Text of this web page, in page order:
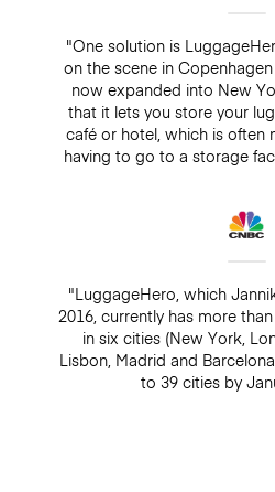
"One solution is
on the scene in
now expanded into New
that it lets you store your
café or hotel, which is often
having to go to a storage
"LuggageHero, which
2016, currently has more
in six cities (New York,
Lisbon, Madrid and
to 39 cities by